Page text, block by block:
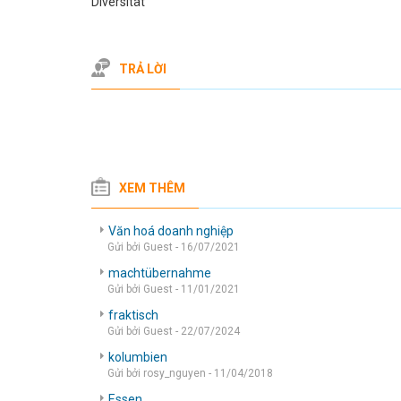
TRẢ LỜI
XEM THÊM
Văn hoá doanh nghiệp
Gửi bởi Guest - 16/07/2021
machtübernahme
Gửi bởi Guest - 11/01/2021
fraktisch
Gửi bởi Guest - 22/07/2024
kolumbien
Gửi bởi rosy_nguyen - 11/04/2018